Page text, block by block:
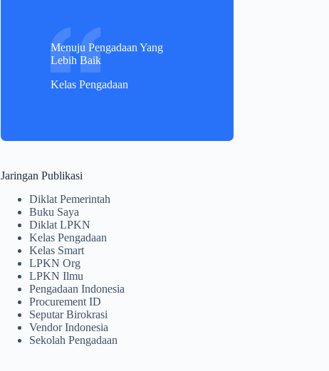
Menuju Pengadaan Yang
Lebih Baik
Kelas Pengadaan
Jaringan Publikasi
Diklat Pemerintah
Buku Saya
Diklat LPKN
Kelas Pengadaan
Kelas Smart
LPKN Org
LPKN Ilmu
Pengadaan Indonesia
Procurement ID
Seputar Birokrasi
Vendor Indonesia
Sekolah Pengadaan